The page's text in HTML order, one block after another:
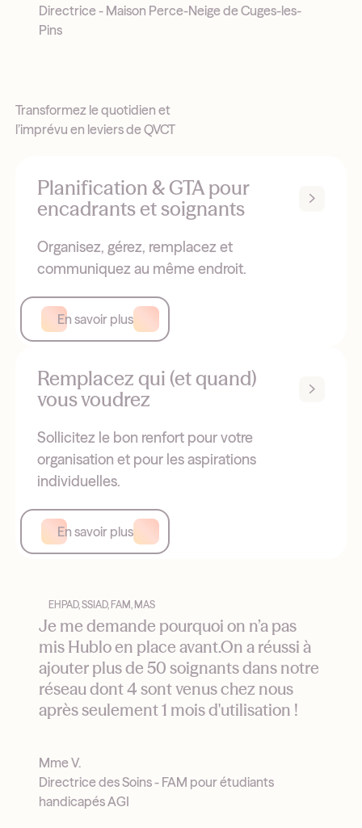
Directrice - Maison Perce-Neige de Cuges-les-
Pins
Transformez le quotidien et
l’imprévu en leviers de QVCT
Planification & GTA pour
encadrants et soignants
Organisez, gérez, remplacez et
communiquez au même endroit.
En savoir plus
Remplacez qui (et quand)
vous voudrez
Sollicitez le bon renfort pour votre
organisation et pour les aspirations
individuelles.
En savoir plus
EHPAD, SSIAD, FAM, MAS
Je me demande pourquoi on n’a pas
mis Hublo en place avant.On a réussi à
ajouter plus de 50 soignants dans notre
réseau dont 4 sont venus chez nous
après seulement 1 mois d'utilisation !
Mme V.
Directrice des Soins - FAM pour étudiants
handicapés AGI